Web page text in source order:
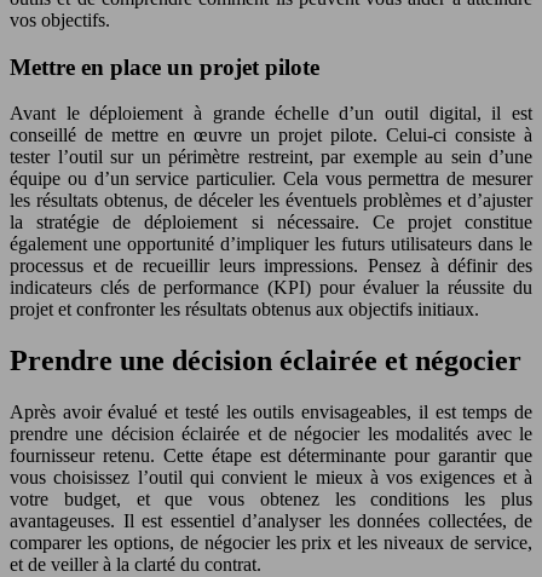
vos objectifs.
Mettre en place un projet pilote
Avant le déploiement à grande échelle d’un outil digital, il est
conseillé de mettre en œuvre un projet pilote. Celui-ci consiste à
tester l’outil sur un périmètre restreint, par exemple au sein d’une
équipe ou d’un service particulier. Cela vous permettra de mesurer
les résultats obtenus, de déceler les éventuels problèmes et d’ajuster
la stratégie de déploiement si nécessaire. Ce projet constitue
également une opportunité d’impliquer les futurs utilisateurs dans le
processus et de recueillir leurs impressions. Pensez à définir des
indicateurs clés de performance (KPI) pour évaluer la réussite du
projet et confronter les résultats obtenus aux objectifs initiaux.
Prendre une décision éclairée et négocier
Après avoir évalué et testé les outils envisageables, il est temps de
prendre une décision éclairée et de négocier les modalités avec le
fournisseur retenu. Cette étape est déterminante pour garantir que
vous choisissez l’outil qui convient le mieux à vos exigences et à
votre budget, et que vous obtenez les conditions les plus
avantageuses. Il est essentiel d’analyser les données collectées, de
comparer les options, de négocier les prix et les niveaux de service,
et de veiller à la clarté du contrat.